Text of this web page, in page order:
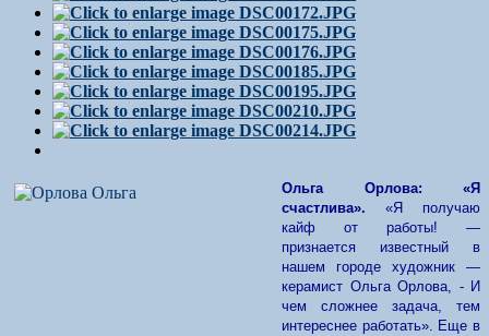
Ольга Орлова: «Я
счастлива». «Я получаю
кайф от работы! —
признается известный в
нашем городе художник —
керамист Ольга Орлова, - И
чем сложнее задача, тем
интереснее работать». Еще в